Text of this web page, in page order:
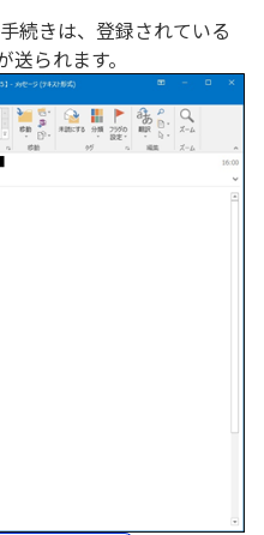
続きは、登録されている
られます。